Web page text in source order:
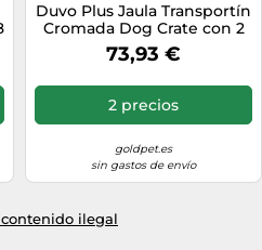
Duvo Plus Jaula Transportín
Cromada Dog Crate con 2
Puertas - Mediciones: 76 x
48 x 54 cm
73,93 €
2 precios
goldpet.es
sin gastos de envío
ilegal